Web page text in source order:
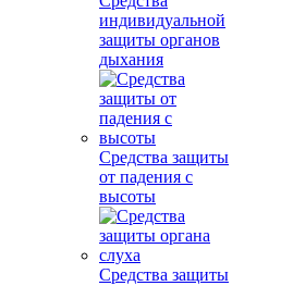
индивидуальной
защиты органов
дыхания
Средства защиты
от падения с
высоты
Средства защиты